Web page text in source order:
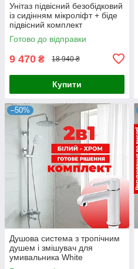
Унітаз підвісний безобідковий
із сидінням мікроліфт + біде
підвісний комплект
Готово до відправки
9 470 ₴ 18 940 ₴
Купити
–50%
Душова система з тропічним
душем і змішувач для
умивальника White